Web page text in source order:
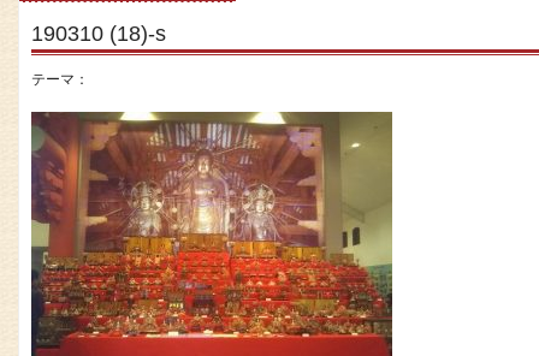
190310 (18)-s
テーマ：